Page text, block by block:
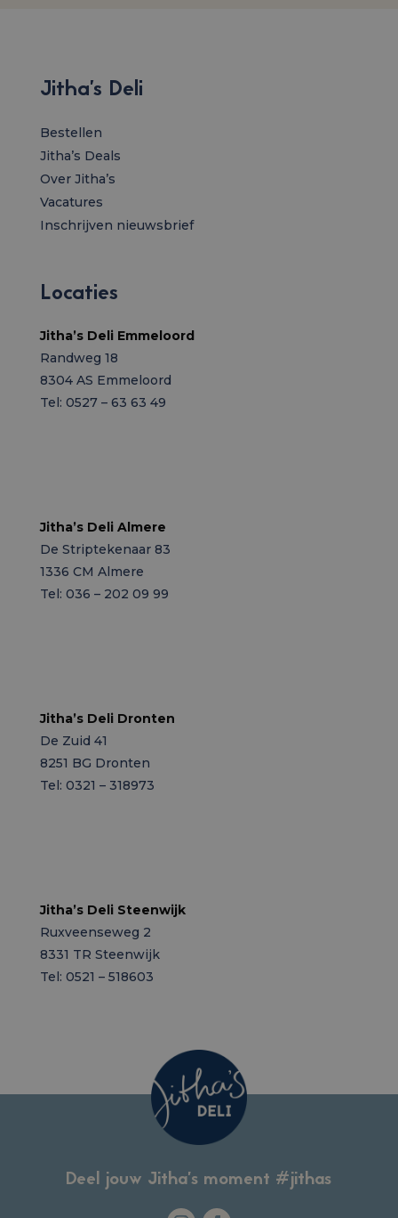
Jitha’s Deli
Bestellen
Jitha’s Deals
Over Jitha’s
Vacatures
Inschrijven nieuwsbrief
Locaties
Jitha’s Deli Emmeloord
Randweg 18
8304 AS Emmeloord
Tel: 0527 – 63 63 49
Jitha’s Deli Almere
De Striptekenaar 83
1336 CM Almere
Tel: 036 – 202 09 99
Jitha’s Deli Dronten
De Zuid 41
8251 BG Dronten
Tel: 0321 – 318973
Jitha’s Deli Steenwijk
Ruxveenseweg 2
8331 TR Steenwijk
Tel: 0521 – 518603
Deel jouw Jitha’s moment #jithas